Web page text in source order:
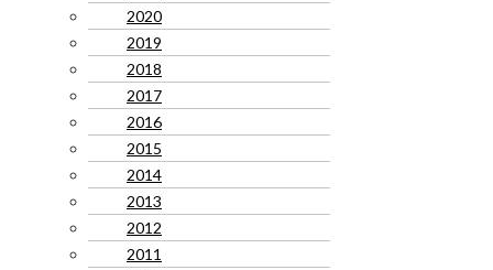
2020
2019
2018
2017
2016
2015
2014
2013
2012
2011